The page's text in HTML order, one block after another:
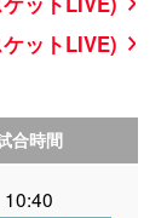
ットLIVE)
合時間
10:40